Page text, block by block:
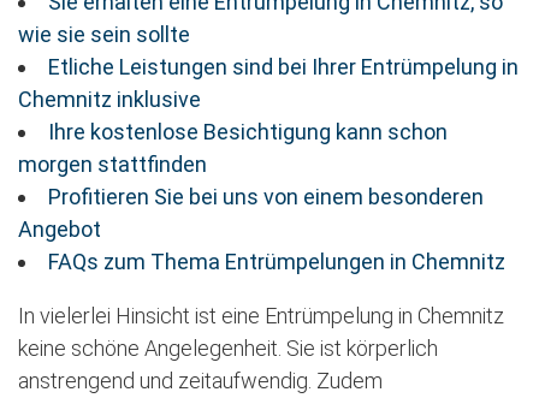
wie sie sein sollte
Etliche Leistungen sind bei Ihrer Entrümpelung in
Chemnitz inklusive
Ihre kostenlose Besichtigung kann schon
morgen stattfinden
Profitieren Sie bei uns von einem besonderen
Angebot
FAQs zum Thema Entrümpelungen in Chemnitz
In vielerlei Hinsicht ist eine Entrümpelung in Chemnitz
keine schöne Angelegenheit. Sie ist körperlich
anstrengend und zeitaufwendig. Zudem